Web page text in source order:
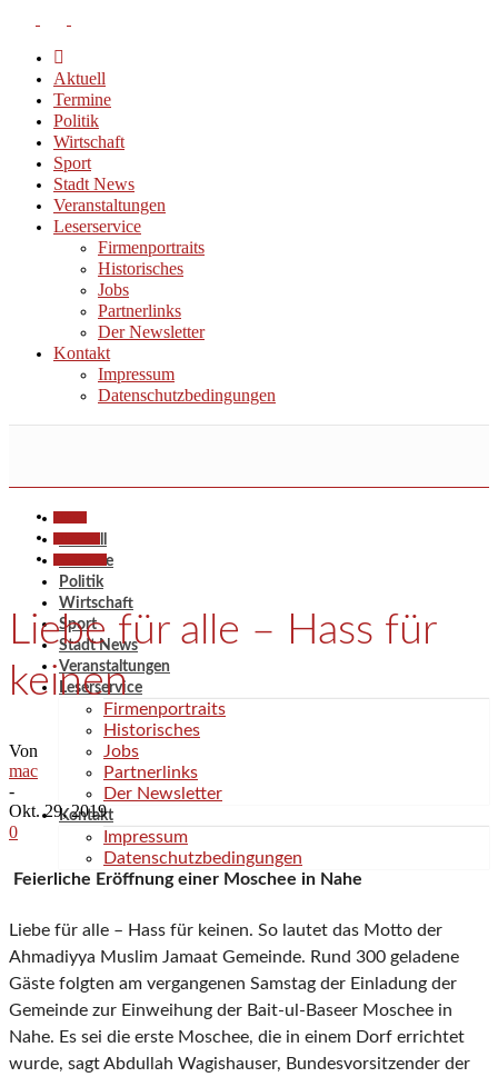
Aktuell
Termine
Politik
Wirtschaft
Sport
Stadt News
Veranstaltungen
Leserservice
Firmenportraits
Historisches
Jobs
Partnerlinks
Der Newsletter
Kontakt
Impressum
Datenschutzbedingungen
Termine
Politik
Wirtschaft
Sport
Stadt News
Veranstaltungen
Leserservice
Firmenportraits
Historisches
Jobs
Partnerlinks
Der Newsletter
Kontakt
Impressum
Datenschutzbedingungen
Liebe für alle – Hass für
keinen
Von
mac
-
Okt. 29, 2019
0
Feierliche Eröffnung einer Moschee in Nahe
Liebe für alle – Hass für keinen. So lautet das Motto der
Ahmadiyya Muslim Jamaat Gemeinde. Rund 300 geladene
Gäste folgten am vergangenen Samstag der Einladung der
Gemeinde zur Einweihung der Bait-ul-Baseer Moschee in
Nahe. Es sei die erste Moschee, die in einem Dorf errichtet
wurde, sagt Abdullah Wagishauser, Bundesvorsitzender der